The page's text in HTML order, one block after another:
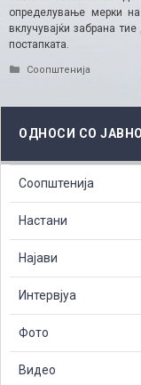
определување мерки
вклучувајќи забрана
постапката.
Categories
Соопштенија
ОДНОСИ СО
Соопштенија
Настани
Најави
Интервјуа
Фото
Видео